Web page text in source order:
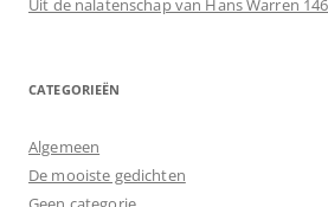
Uit de nalatenschap van Hans Warren
CATEGORIEËN
Algemeen
De mooiste gedichten